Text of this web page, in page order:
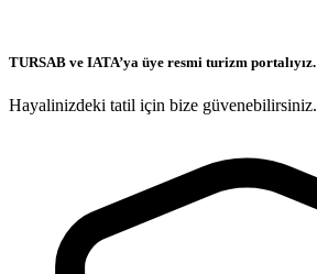
TURSAB ve IATA’ya üye resmi turizm portalıyız.
Hayalinizdeki tatil için bize güvenebilirsiniz.